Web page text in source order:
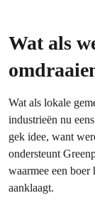
Wat als
Wat als lokale
industrieën nu
gek idee, want
ondersteunt
waarmee een
aanklaagt.